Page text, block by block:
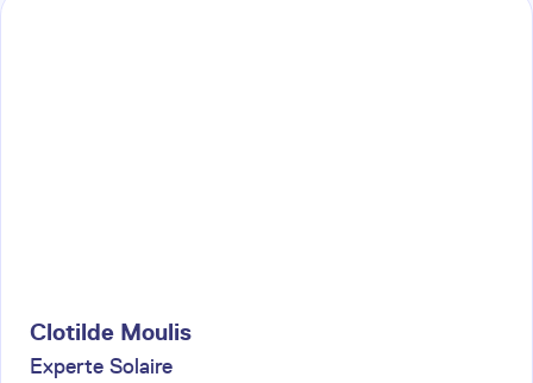
Clotilde Moulis
Experte Solaire